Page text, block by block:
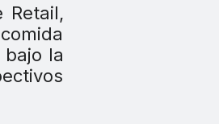
Retail,
la